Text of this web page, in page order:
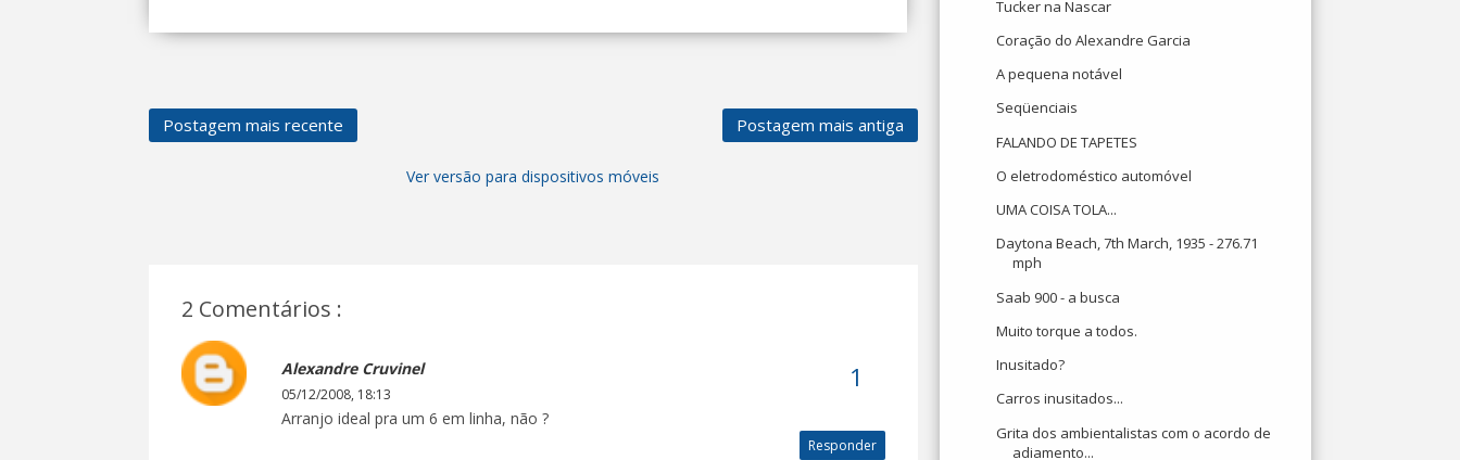
Postagem mais recente Postagem mais antiga
Ver versão para dispositivos móveis
2 Comentários :
Alexandre Cruvinel
05/12/2008, 18:13
Arranjo ideal pra um 6 em linha, não ?
Responder
Tucker na Nascar
Coração do Alexandre Garcia
A pequena notável
Seqüenciais
FALANDO DE TAPETES
O eletrodoméstico automóvel
UMA COISA TOLA...
Daytona Beach, 7th March, 1935 - 276.71
mph
Saab 900 - a busca
Muito torque a todos.
Inusitado?
Carros inusitados...
Grita dos ambientalistas com o acordo de
adiamento...